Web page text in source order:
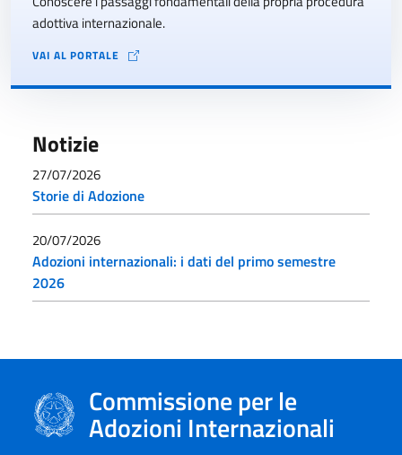
adottiva internazionale.
VAI AL PORTALE
Notizie
27/07/2026
Storie di Adozione
20/07/2026
Adozioni internazionali: i dati del primo semestre
2026
Commissione per le
Adozioni Internazionali